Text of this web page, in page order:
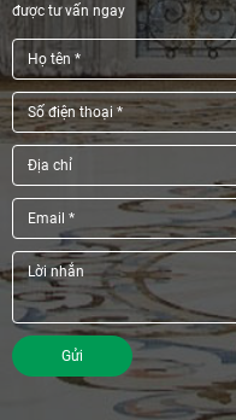
được tư vấn ngay
Gửi